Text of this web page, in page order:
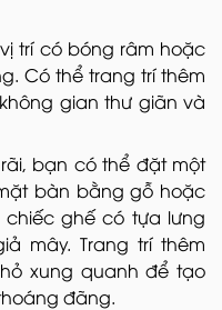
trí có bóng râm hoặc
Có thể trang trí thêm
gian thư giãn và
bạn có thể đặt một
bàn bằng gỗ hoặc
ghế có tựa lưng
mây. Trang trí thêm
xung quanh để tạo
đãng.